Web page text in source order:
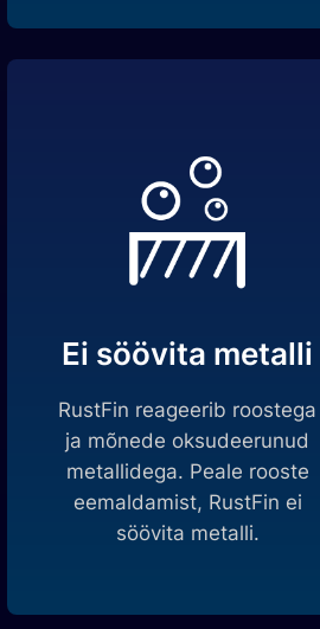
Ei söövita metalli
RustFin reageerib roostega
ja mõnede oksudeerunud
metallidega. Peale rooste
eemaldamist, RustFin ei
söövita metalli.